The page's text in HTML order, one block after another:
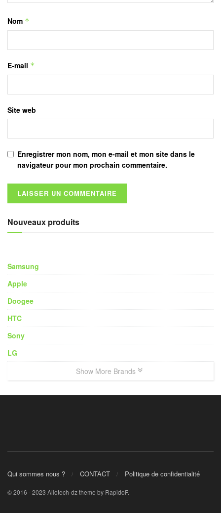
Nom *
E-mail *
Site web
Enregistrer mon nom, mon e-mail et mon site dans le
navigateur pour mon prochain commentaire.
Nouveaux produits
Samsung
Apple
Doogee
HTC
Sony
LG
Show More Brands
Qui sommes nous ? CONTACT Politique de confidentialité
© 2016 - 2023 Allotech-dz theme by RapidoF.